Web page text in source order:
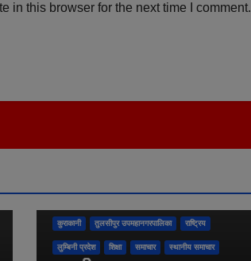
in this browser for the next time I comment.
कुराकानी तुलसीपुर उपमहानगरपालिका राष्ट्रिय
लुम्बिनी प्रदेश शिक्षा समाचार स्थानीय समाचार